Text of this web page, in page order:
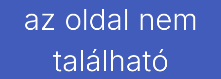
az oldal nem
található